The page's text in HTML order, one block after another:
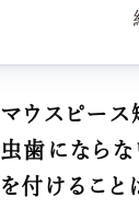
マウスピース
虫歯にならな
を付けること